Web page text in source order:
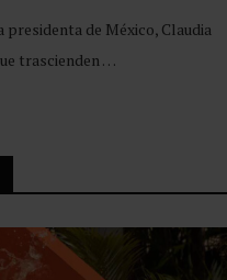
presidenta de México, Claudia
trascienden …